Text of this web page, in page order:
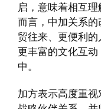
启，意味着相互
而言，中加关系
贸往来、更便利的
更丰富的文化互
中。
加方表示高度重